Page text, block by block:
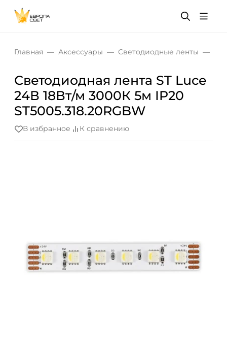
Главная Аксессуары Светодиодные ленты
Светодиодная лента ST Luce
24В 18Вт/м 3000К 5м IP20
ST5005.318.20RGBW
В избранное К сравнению